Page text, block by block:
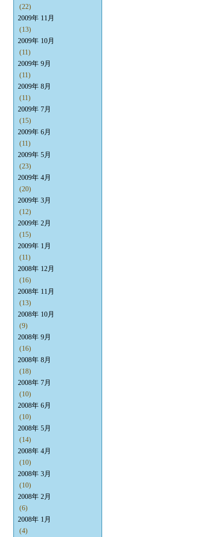
(22)
2009年 11月
(13)
2009年 10月
(11)
2009年 9月
(11)
2009年 8月
(11)
2009年 7月
(15)
2009年 6月
(11)
2009年 5月
(23)
2009年 4月
(20)
2009年 3月
(12)
2009年 2月
(15)
2009年 1月
(11)
2008年 12月
(16)
2008年 11月
(13)
2008年 10月
(9)
2008年 9月
(16)
2008年 8月
(18)
2008年 7月
(10)
2008年 6月
(10)
2008年 5月
(14)
2008年 4月
(10)
2008年 3月
(10)
2008年 2月
(6)
2008年 1月
(4)